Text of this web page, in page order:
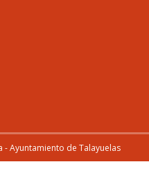
Ayuntamiento de Talayuelas